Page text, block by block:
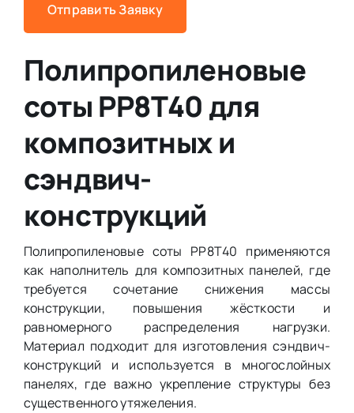
Отправить Заявку
Полипропиленовые
соты PP8T40 для
композитных и
сэндвич-
конструкций
Полипропиленовые соты PP8T40 применяются
как наполнитель для композитных панелей, где
требуется сочетание снижения массы
конструкции, повышения жёсткости и
равномерного распределения нагрузки.
Материал подходит для изготовления сэндвич-
конструкций и используется в многослойных
панелях, где важно укрепление структуры без
существенного утяжеления.